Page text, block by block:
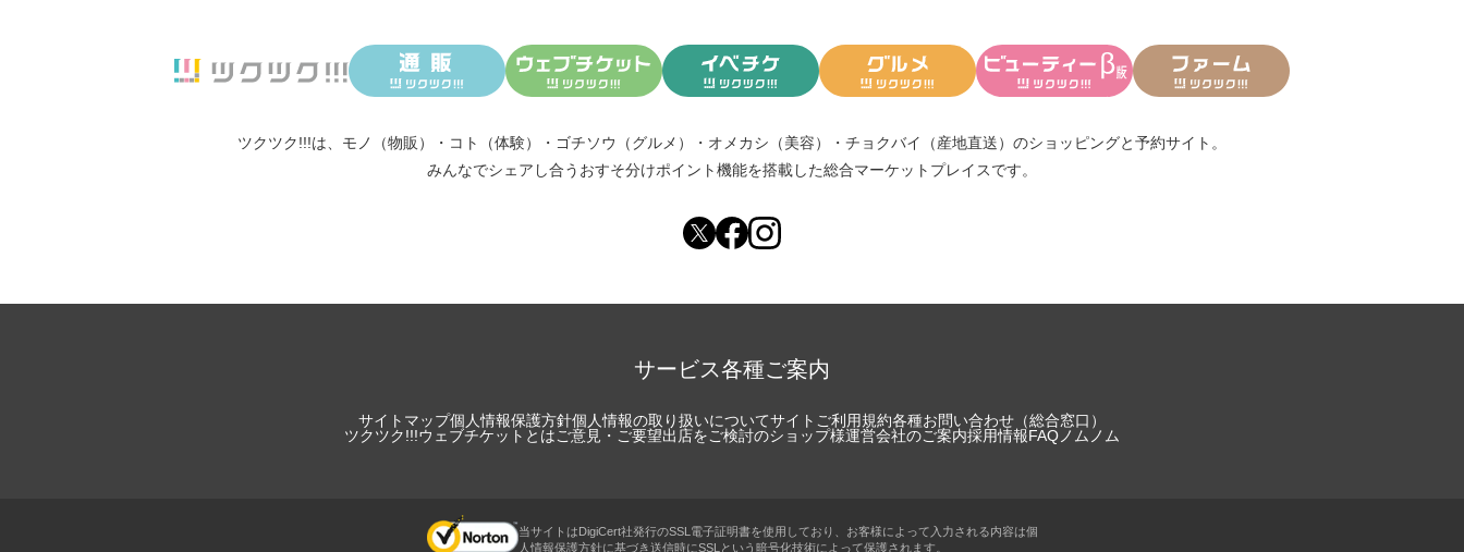
ツクツク!!!は、 モノ（物販） ・ コト（体験） ・ ゴチソウ（グルメ） ・ オメカシ（美容） ・ チョクバイ（産地直送） のショッピングと予約サイト。
みんなでシェアし合う おすそ分けポイント機能を搭載した総合マーケットプレイスです。
サービス各種ご案内
サイトマップ個人情報保護方針個人情報の取り扱いについてサイトご利用規約各種お問い合わせ（総合窓口）
ツクツク!!!ウェブチケットとはご意見・ご要望出店をご検討のショップ様運営会社のご案内採用情報FAQ ノムノム
当サイトはDigiCert社発行のSSL電子証明書を使用しており、お客様によって入力される内容は個
人情報保護方針に基づき送信時にSSLという暗号化技術によって保護されます。